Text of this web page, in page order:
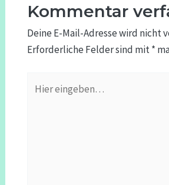
Kommentar
Deine E-Mail-Adresse wird nicht
Erforderliche Felder sind mit*
eingeben…